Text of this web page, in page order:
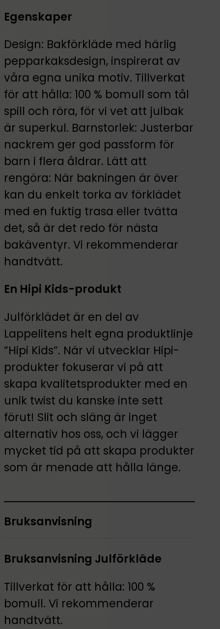
Egenskaper
Design: Bakförkläde med härlig
pepparkaksdesign, inspirerat av
våra egna unika motiv. Tillverkat
för att hålla: 100 % bomull som tål
spill och röra, för vi vet att julbak
är superkul. Barnstorlek: Justerbar
nackrem ger god passform för
barn i flera åldrar. Lätt att
rengöra: När bakningen är över
kan du enkelt torka av förklädet
med en fuktig trasa eller tvätta
det, så är det redo för nästa
bakäventyr. Vi rekommenderar
handtvätt.
En Hipi Kids-produkt
Julförklädet är en del av
Lappelitens helt egna produktlinje
”Hipi Kids”. När vi utvecklar Hipi-
produkter fokuserar vi på att
skapa kvalitetsprodukter med en
unik twist du kanske inte sett
förut! Slit och släng är inget
alternativ hos oss, och vi lägger
mycket tid på att skapa produkter
som är menade att hålla länge.
Bruksanvisning
Bruksanvisning Julförkläde
Tillverkat för att hålla: 100 %
bomull. Vi rekommenderar
handtvätt.